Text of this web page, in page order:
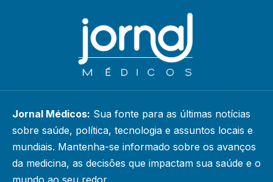
Jornal Médicos: Sua fonte para as últimas notícias
sobre saúde, política, tecnologia e assuntos locais e
mundiais. Mantenha-se informado sobre os avanços
da medicina, as decisões que impactam sua saúde e o